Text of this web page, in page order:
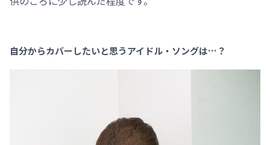
自分からカバーしたいと思うアイドル・ソングは…？